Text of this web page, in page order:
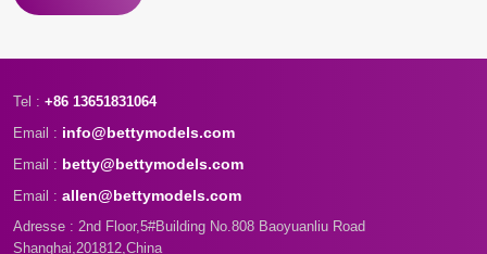
Tel : +86 13651831064
Email : info@bettymodels.com
Email : betty@bettymodels.com
Email : allen@bettymodels.com
Adresse : 2nd Floor,5#Building No.808 Baoyuanliu Road
Shanghai,201812,China